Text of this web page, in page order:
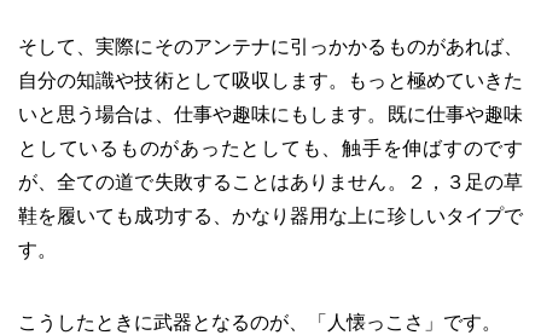
そして、実際にそのアンテナに引っかかるものがあれば、
自分の知識や技術として吸収します。もっと極めていきた
いと思う場合は、仕事や趣味にもします。既に仕事や趣味
としているものがあったとしても、触手を伸ばすのです
が、全ての道で失敗することはありません。２，３足の草
鞋を履いても成功する、かなり器用な上に珍しいタイプで
す。
こうしたときに武器となるのが、「人懐っこさ」です。